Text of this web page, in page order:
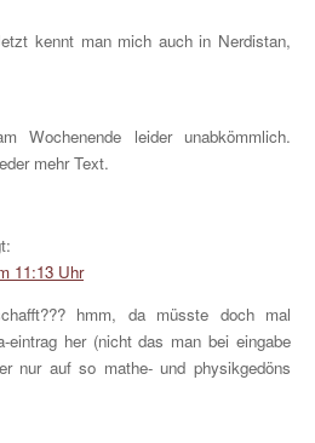
kennt man mich auch in Nerdistan,
Wochenende leider unabkömmlich.
mehr Text.
11:13 Uhr
hmm, da müsste doch mal
eintrag her (nicht das man bei eingabe
nur auf so mathe- und physikgedöns